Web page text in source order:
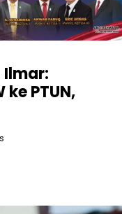
Ilmar:
PTUN,